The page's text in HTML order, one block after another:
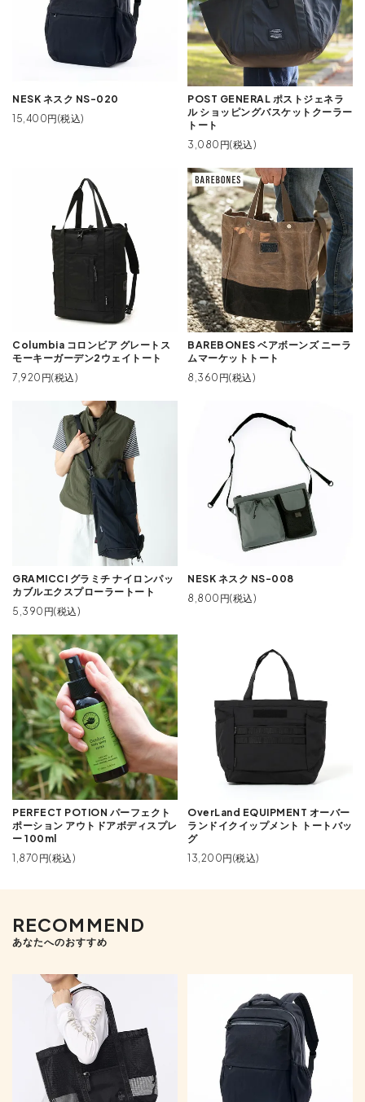
NESK ネスク NS-020
15,400円(税込)
POST GENERAL ポストジェネラ
ル ショッピングバスケットクーラー
トート
3,080円(税込)
Columbia コロンビア グレートス
モーキーガーデン2ウェイトート
7,920円(税込)
BAREBONES ベアボーンズ ニーラ
ムマーケットトート
8,360円(税込)
GRAMICCI グラミチ ナイロンパッ
カブルエクスプローラートート
5,390円(税込)
NESK ネスク NS-008
8,800円(税込)
PERFECT POTION パーフェクト
ポーション アウトドアボディスプレ
ー 100ml
1,870円(税込)
OverLand EQUIPMENT オーバー
ランドイクイップメント トートバッ
グ
13,200円(税込)
RECOMMEND
あなたへのおすすめ